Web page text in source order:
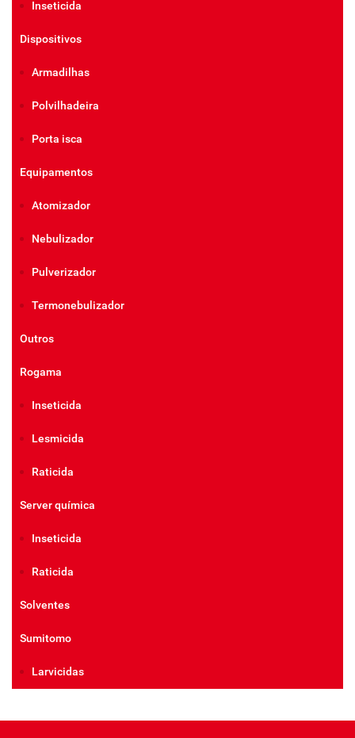
Inseticida
Dispositivos
Armadilhas
Polvilhadeira
Porta isca
Equipamentos
Atomizador
Nebulizador
Pulverizador
Termonebulizador
Outros
Rogama
Inseticida
Lesmicida
Raticida
Server química
Inseticida
Raticida
Solventes
Sumitomo
Larvicidas